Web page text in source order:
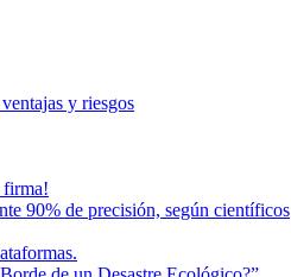
y riesgos
firma!
90% de precisión, según científicos